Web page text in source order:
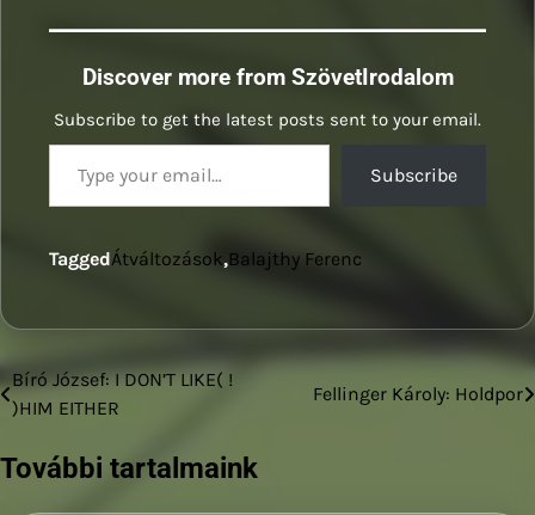
Discover more from SzövetIrodalom
Subscribe to get the latest posts sent to your email.
Type your email…
Subscribe
TaggedÁtváltozások,Balajthy Ferenc
Bejegyzés
navigáció
Bíró József: I DON’T LIKE( !
)HIM EITHER
Fellinger Károly: Holdpor
További tartalmaink